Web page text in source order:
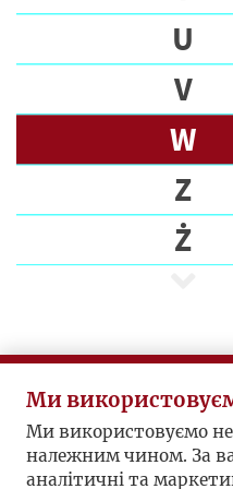
U
V
W
Z
Ż
Ми
Ми використовуємо
належним чином. За
аналітичні та